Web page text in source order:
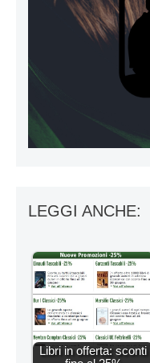
LEGGI ANCHE:
Libri in offerta: sconti